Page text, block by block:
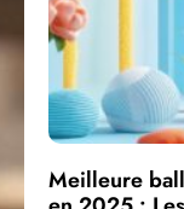
Meilleure